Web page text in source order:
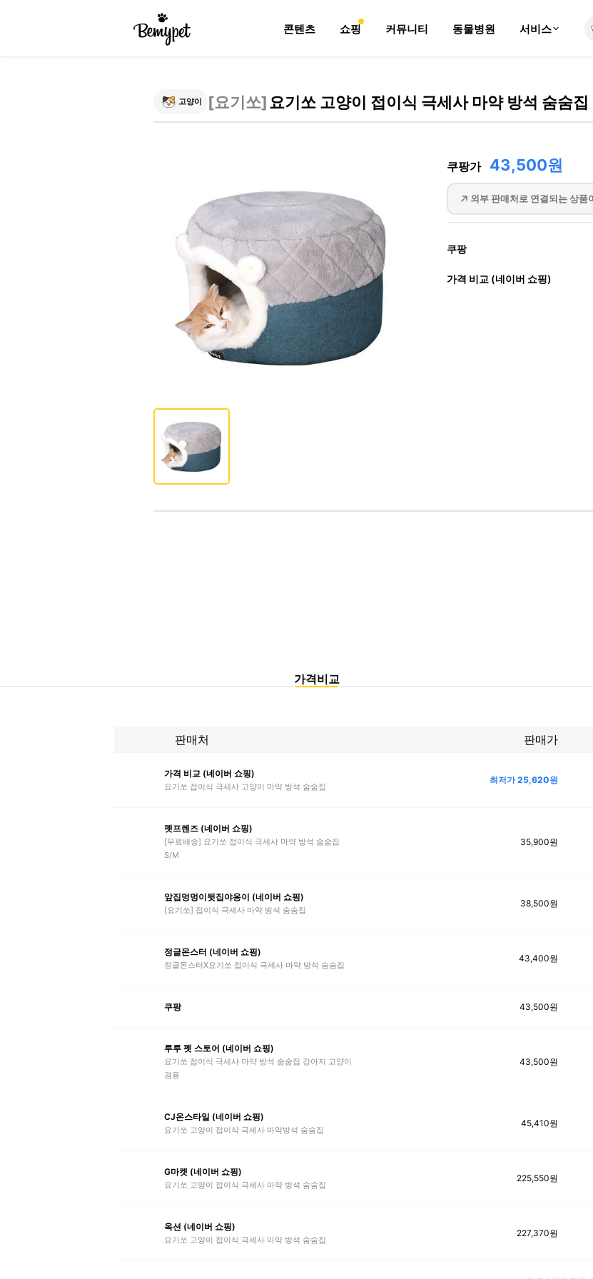
콘텐츠 쇼핑 커뮤니티 동물병원 서비스
고양이 [요기쏘]요기쏘 고양이 접이식 극세사 마약 방석 숨숨집
쿠팡가 43,500원
외부 판매처로 연결되는 상품
쿠팡
가격 비교 (네이버 쇼핑)
가격비교
판매처 판매가
가격 비교 (네이버 쇼핑)
요기쏘 접이식 극세사 고양이 마약 방석 숨숨집
최저가25,620원
펫프렌즈 (네이버 쇼핑)
[무료배송] 요기쏘 접이식 극세사 마약 방석 숨숨집
S/M
35,900원
앞집멍멍이뒷집야옹이 (네이버 쇼핑)
[요기쏘] 접이식 극세사 마약 방석 숨숨집
38,500원
정글몬스터 (네이버 쇼핑)
정글몬스터X요기쏘 접이식 극세사 마약 방석 숨숨집
43,400원
쿠팡 43,500원
루루 펫 스토어 (네이버 쇼핑)
요기쏘 접이식 극세사 마약 방석 숨숨집 강아지 고양이
겸용
43,500원
CJ온스타일 (네이버 쇼핑)
요기쏘 고양이 접이식 극세사 마약방석 숨숨집
45,410원
G마켓 (네이버 쇼핑)
요기쏘 고양이 접이식 극세사 마약 방석 숨숨집
225,550원
옥션 (네이버 쇼핑)
요기쏘 고양이 접이식 극세사 마약 방석 숨숨집
227,370원